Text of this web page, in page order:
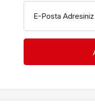
E-Posta Adresiniz